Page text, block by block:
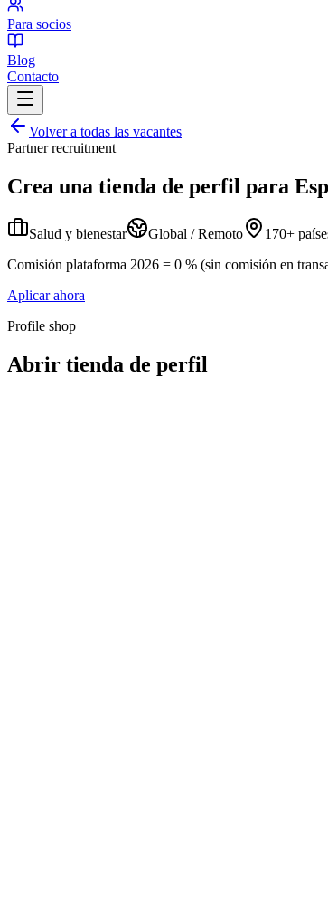
Para socios
Blog
Contacto
Volver a todas las vacantes
Partner recruitment
Crea una tienda de perfil para
Salud y bienestar Global / Remoto 170+
Comisión plataforma 2026 = 0 % (sin comisión en
Aplicar ahora
Profile shop
Abrir tienda de perfil